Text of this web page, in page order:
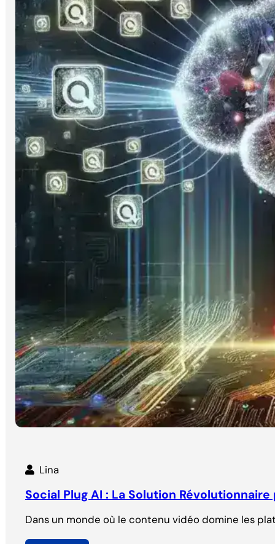
Lina
Social Plug AI : La Solution
Dans un monde où le contenu vidéo domine les